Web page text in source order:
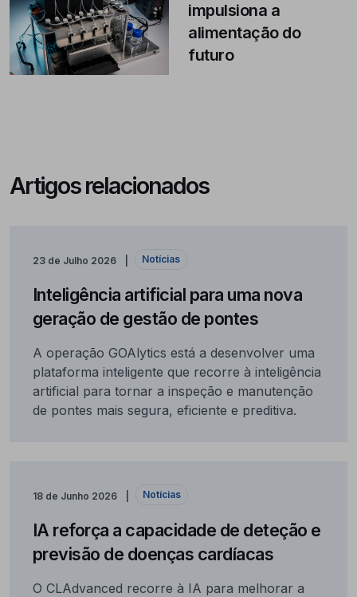
impulsiona a
alimentação do
futuro
Artigos relacionados
23 de Julho 2026 Notícias
Inteligência artificial para uma nova
geração de gestão de pontes
A operação GOAlytics está a desenvolver uma
plataforma inteligente que recorre à inteligência
artificial para tornar a inspeção e manutenção
de pontes mais segura, eficiente e preditiva.
18 de Junho 2026 Notícias
IA reforça a capacidade de deteção e
previsão de doenças cardíacas
O CLAdvanced recorre à IA para melhorar a